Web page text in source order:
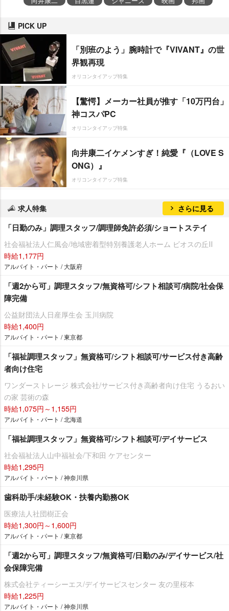
PICK UP
「別班のよう」腕時計で『VIVANT』の世
界観再現
オリコンタイアップ特集
【驚愕】メーカー社員が推す「10万円台」
神コスパPC
オリコンタイアップ特集
向井康二イケメンすぎ！純愛『（LOVE S
ONG）』
オリコンタイアップ特集
求人特集 さらに見る
「日勤のみ」調理スタッフ/調理師免許必須/ショートステイ
社会福祉法人仁風会/地域密着型特別養護老人ホーム ビオスの丘Ⅱ
時給1,177円
アルバイト・パート / 大阪府
「週2から可」調理スタッフ/無資格可/シフト相談可/病院/社会保
障完備
公益財団法人日産厚生会 玉川病院
時給1,400円
アルバイト・パート / 東京都
「福祉調理スタッフ」無資格可/シフト相談可/サービス付き高齢
者向け住宅
ワンダーストレージ 株式会社/サービス付き高齢者向け住宅 うるおい
の家 芸術の森
時給1,075円～1,155円
アルバイト・パート / 北海道
「福祉調理スタッフ」無資格可/シフト相談可/デイサービス
社会福祉法人山中福祉会/下和田 ケアセンター
時給1,295円
アルバイト・パート / 神奈川県
歯科助手/未経験OK・扶養内勤務OK
医療法人社団樹正会
時給1,300円～1,600円
アルバイト・パート / 東京都
「週2から可」調理スタッフ/無資格可/日勤のみ/デイサービス/社
会保障完備
株式会社ティーシーエス/デイサービスセンター 友の里桜本
時給1,225円
アルバイト・パート / 神奈川県